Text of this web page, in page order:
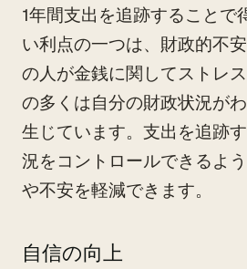
1年間支出を追跡することで
い利点の一つは、財政的不
の人が金銭に関してストレ
の多くは自分の財政状況が
生じています。支出を追跡
況をコントロールできるよ
や不安を軽減できます。
自信の向上